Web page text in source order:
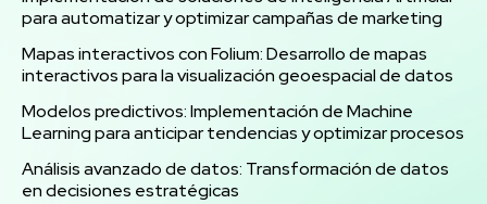
para automatizar y optimizar campañas de marketing
Mapas interactivos con Folium: Desarrollo de mapas
interactivos para la visualización geoespacial de datos
Modelos predictivos: Implementación de Machine
Learning para anticipar tendencias y optimizar procesos
Análisis avanzado de datos: Transformación de datos
en decisiones estratégicas